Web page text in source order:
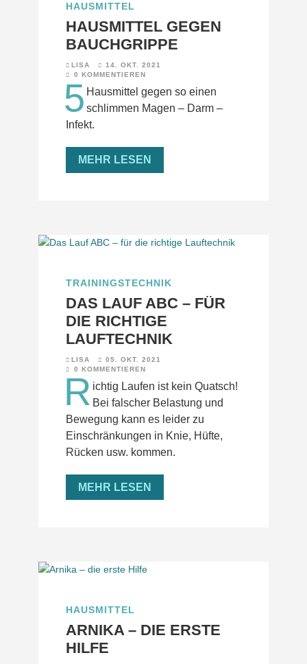
HAUSMITTEL
HAUSMITTEL GEGEN
BAUCHGRIPPE
LISA
14. OKT. 2021
0 KOMMENTIEREN
5 Hausmittel gegen so einen
schlimmen Magen – Darm –
Infekt.
MEHR LESEN
TRAININGSTECHNIK
DAS LAUF ABC – FÜR
DIE RICHTIGE
LAUFTECHNIK
LISA
05. OKT. 2021
0 KOMMENTIEREN
R ichtig Laufen ist kein Quatsch!
Bei falscher Belastung und
Bewegung kann es leider zu
Einschränkungen in Knie, Hüfte,
Rücken usw. kommen.
MEHR LESEN
HAUSMITTEL
ARNIKA – DIE ERSTE
HILFE